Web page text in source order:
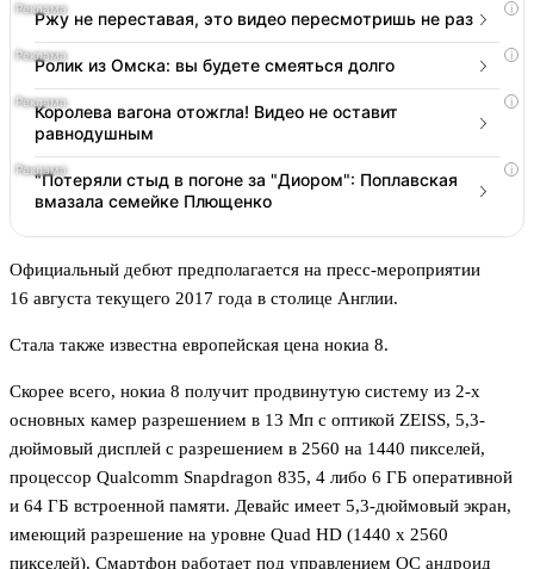
i
Ржу не переставая, это видео пересмотришь не раз
i
Ролик из Омска: вы будете смеяться долго
i
Королева вагона отожгла! Видео не оставит
равнодушным
i
"Потеряли стыд в погоне за "Диором": Поплавская
вмазала семейке Плющенко
Официальный дебют предполагается на пресс-мероприятии
16 августа текущего 2017 года в столице Англии.
Стала также известна европейская цена нокиа 8.
Скорее всего, нокиа 8 получит продвинутую систему из 2-х
основных камер разрешением в 13 Мп с оптикой ZEISS, 5,3-
дюймовый дисплей с разрешением в 2560 на 1440 пикселей,
процессор Qualcomm Snapdragon 835, 4 либо 6 ГБ оперативной
и 64 ГБ встроенной памяти. Девайс имеет 5,3-дюймовый экран,
имеющий разрешение на уровне Quad HD (1440 x 2560
пикселей). Смартфон работает под управлением ОС андроид